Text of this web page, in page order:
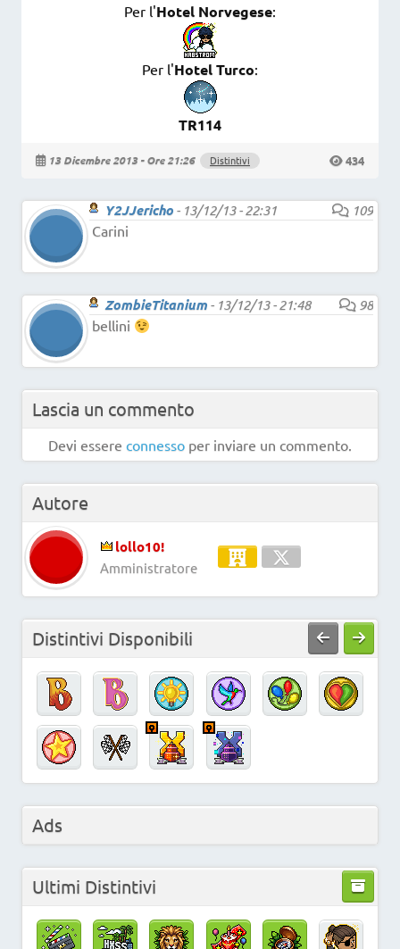
Per l'Hotel Norvegese:
Per l'Hotel Turco:
TR114
13 Dicembre 2013 - Ore 21:26 Distintivi 434
Y2JJericho - 13/12/13 - 22:31
109
Carini
ZombieTitanium - 13/12/13 - 21:48
98
bellini
Lascia un commento
Devi essere connesso per inviare un commento.
Autore
lollo10!
Amministratore
Distintivi Disponibili
Ads
Ultimi Distintivi